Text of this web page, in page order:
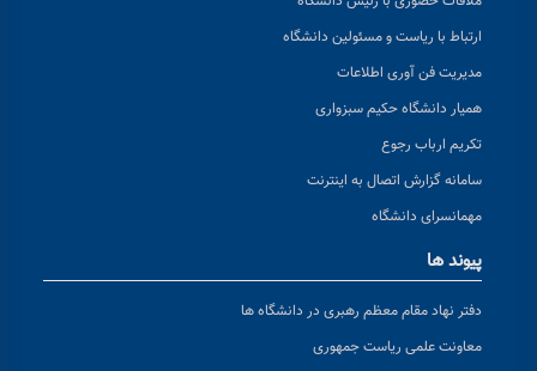
ارتباط با ریاست و مسئولین دانشگاه
مدیریت فن آوری اطلاعات
همیار دانشگاه حکیم سبزواری
تکریم ارباب رجوع
سامانه گزارش اتصال به اینترنت
مهمانسرای دانشگاه
پیوند ها
دفتر نهاد مقام معظم رهبری در دانشگاه ها
معاونت علمی ریاست جمهوری